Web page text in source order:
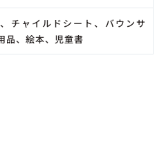
チャイルドシート、バウンサ
品、絵本、児童書